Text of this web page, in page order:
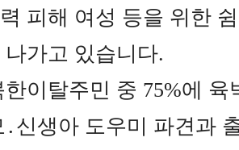
피해 여성 등을 위한
나가고 있습니다.
한이탈주민 중 75%에 육
․ 신생아 도우미 파견과